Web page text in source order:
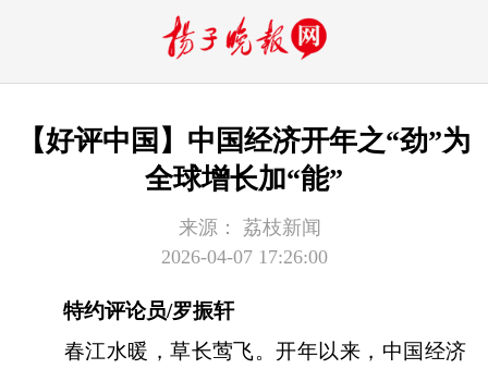
【好评中国】中国经济开年之“劲”为
全球增长加“能”
来源：
荔枝新闻
2026-04-07 17:26:00
特约评论员/罗振轩
春江水暖，草长莺飞。开年以来，中国经济